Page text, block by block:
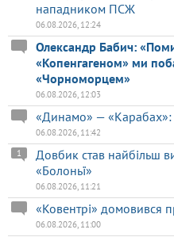
нападником ПСЖ
06.08.2026, 12:24
Олександр Бабич:
«Копенгагеном» ми
«Чорноморцем»
06.08.2026, 12:03
«Динамо» — «Карабах»:
06.08.2026, 11:42
Довбик став найбільш
«Болоньї»
1
06.08.2026, 11:21
«Ковентрі» домовився
06.08.2026, 11:00